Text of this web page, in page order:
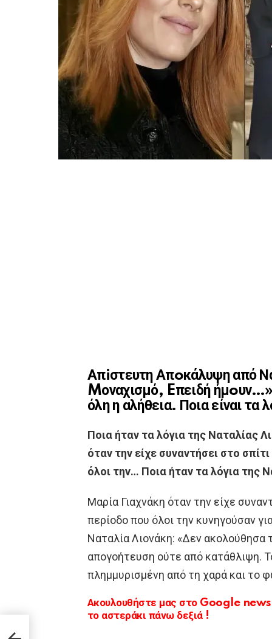
Απiστευτη Απoκάλυψη από
Mοναχισμό, Eπειδή
όλη η αλήθεια. Ποια είναι τα
Ποια ήταν τα λόγια της Ναταλίας
όταν την είχε συναντήσει στο
όλοι την… Ποια ήταν τα λόγια της
Μαρία Γιαχνάκη όταν την είχε
περίοδο που όλοι την κυνηγούσαν
Ναταλία Λιονάκη: «Δεν ακολούθησα
απογοήτευση ούτε από κατάθλιψη.
πλημμυρισμένη από τη χαρά και το
Ακουλουθήστε μας στο Google
το αστεράκι πάνω δεξιά !